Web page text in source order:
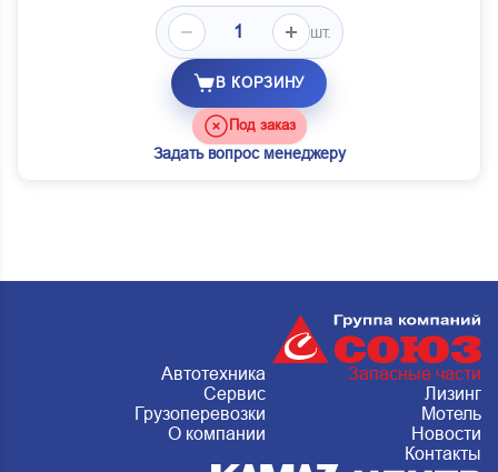
шт.
В КОРЗИНУ
Под заказ
Задать вопрос менеджеру
Автотехника
Запасные части
Сервис
Лизинг
Грузоперевозки
Мотель
О компании
Новости
Контакты